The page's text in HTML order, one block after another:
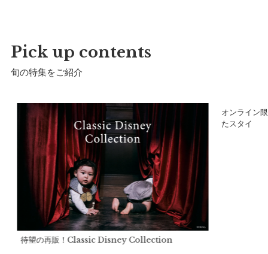
c）袖丈最長：
フード長：約27cm
フード幅：約24cm
推奨年齢：1歳6ヶ月～3歳
※推奨年齢は個人差がございますので、実寸を参考にしてくだ
さい。
Pick up contents
旬の特集をご紹介
待望の再販！Classic Disney Collection
オンライン
たスタイ